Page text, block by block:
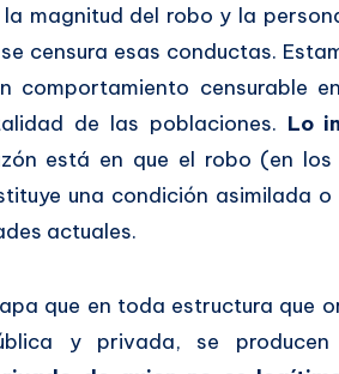
magnitud del robo y la
censura esas conductas.
comportamiento censurable
de las poblaciones. Lo
está en que el robo (en
una condición asimilada
actuales.
que en toda estructura que
y privada, se